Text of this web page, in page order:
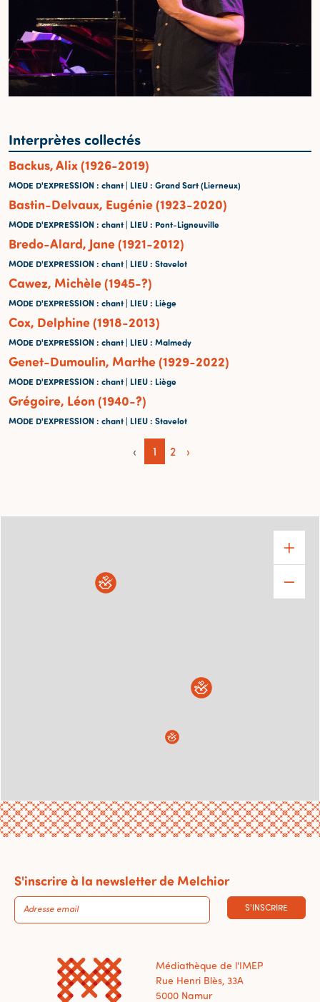
Interprètes collectés
Backus, Alix (1926-2019)
MODE D'EXPRESSION: chant | LIEU: Grand Sart (Lierneux)
Bastin-Delvaux, Eugénie (1923-2020)
MODE D'EXPRESSION: chant | LIEU: Pont-Ligneuville
Bredo-Alard, Jane (1921-2012)
MODE D'EXPRESSION: chant | LIEU: Stavelot
Cawez, Michèle (1945-?)
MODE D'EXPRESSION: chant | LIEU: Liège
Cox, Delphine (1918-2013)
MODE D'EXPRESSION: chant | LIEU: Malmedy
Genet-Dumoulin, Marthe (1929-2022)
MODE D'EXPRESSION: chant | LIEU: Liège
Grégoire, Léon (1940-?)
MODE D'EXPRESSION: chant | LIEU: Stavelot
‹ 1 2 ›
S'inscrire à la newsletter de Melchior
S'INSCRIRE
Médiathèque de l'IMEP
Rue Henri Blès, 33A
5000 Namur